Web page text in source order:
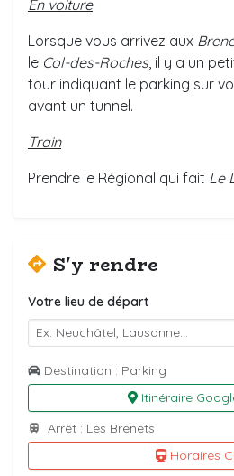
En voiture
Lorsque vous arrivez aux
le Col-des-Roches, il y a un
tour indiquant le parking sur
avant un tunnel.
Train
Prendre le Régional qui fait Le
S'y rendre
Votre lieu de départ
Destination : Parking
Itinéraire
Arrêt : Les Brenets
Horaires